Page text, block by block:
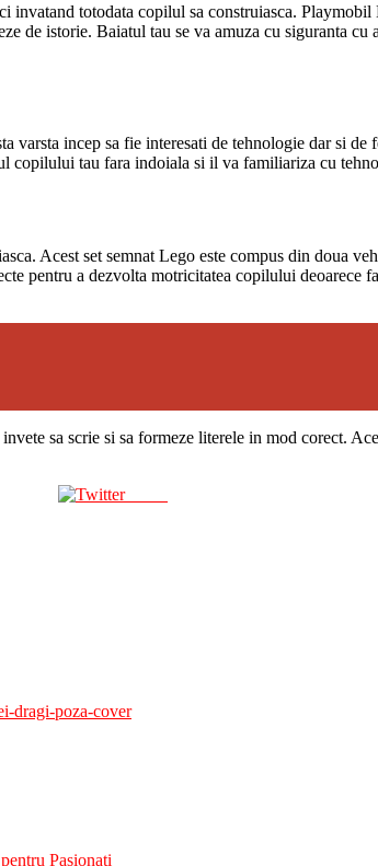
totodata copilul sa construiasca.
de istorie. Baiatul tau se va amuza cu siguranta
varsta incep sa fie interesati de tehnologie dar si
copilului tau fara indoiala si il va familiariza cu
Acest set semnat Lego este compus din doua
pentru a dezvolta motricitatea copilului deoarece
sa scrie si sa formeze literele in mod corect.
Tweet